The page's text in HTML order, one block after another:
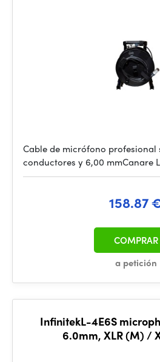
Cable de micrófono profesional
conductores y 6,00 mmCanare
158.87
a petición
COMPRAR
InfinitekL-4E6S
6.0mm, XLR (M) /